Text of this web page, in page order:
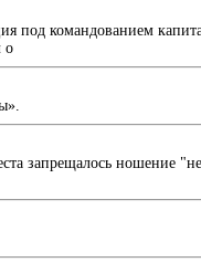
под командованием
о
запрещалось